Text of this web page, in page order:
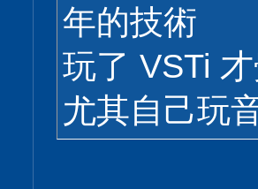
年的技術
玩了 VSTi
尤其自己玩